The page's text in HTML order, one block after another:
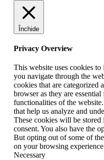
Închide
Privacy Overview
This website uses cookies
you navigate through the
cookies that are categorized
browser as they are
functionalities of the
that help us analyze and
These cookies will be
consent. You also have the
But opting out of some of
on your browsing
Necessary